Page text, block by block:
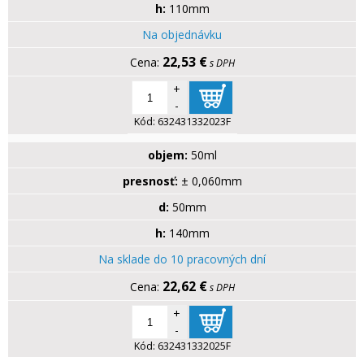
h: 110mm
Na objednávku
22,53 € s DPH
+
-
Kód: 632431332023F
objem: 50ml
presnosť: ± 0,060mm
d: 50mm
h: 140mm
Na sklade do 10 pracovných dní
22,62 € s DPH
+
-
Kód: 632431332025F